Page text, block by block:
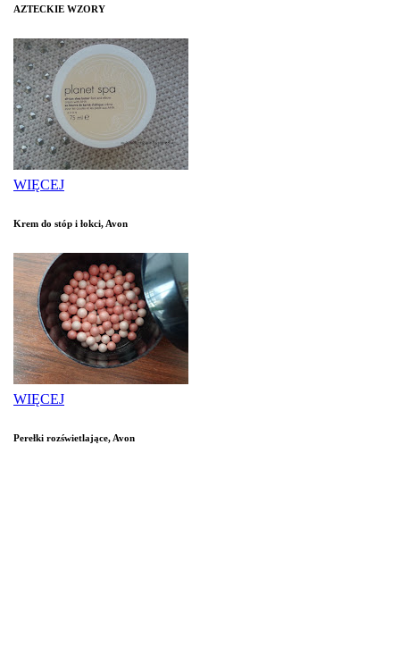
AZTECKIE WZORY
WIĘCEJ
Krem do stóp i łokci, Avon
WIĘCEJ
Perełki rozświetlające, Avon